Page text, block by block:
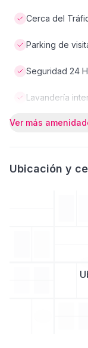
Cerca del
Parking de
Seguridad 24
Lavandería
Ver más
Ubicación y